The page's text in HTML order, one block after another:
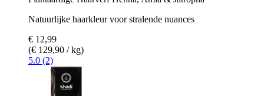
Natuurlijke haarkleur voor stralende nuances
€ 12,99
(€ 129,90 / kg)
5.0 (2)